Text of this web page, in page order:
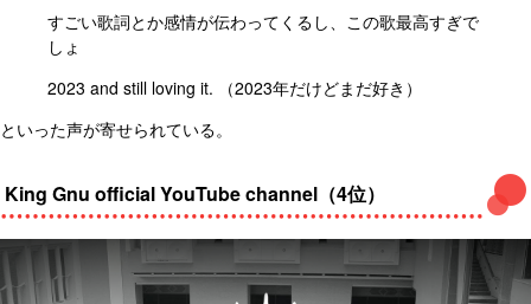
すごい歌詞とか感情が伝わってくるし、この歌最高すぎで
しょ
2023 and still loving it. （2023年だけどまだ好き）
といった声が寄せられている。
King Gnu official YouTube channel（4位）